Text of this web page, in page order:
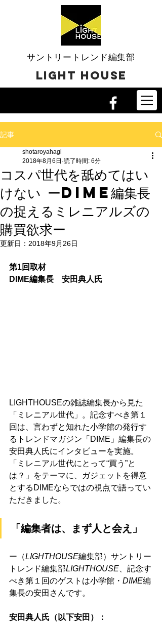
​サントリートレンド編集部
​LIGHT HOUSE
記事
コスパ世代を舐めてはい
けない ーDIME編集長
の捉えるミレニアルズの
購買欲求ー
shotaroyahagi
2018年8月6日 読了時間: 6分
更新日： 2018年9月26日
第1回取材
DIME編集長　安田典人氏
LIGHTHOUSEの雑誌編集長から見た
「ミレニアル世代」。記念すべき第１
回は、言わずと知れた小学館の発行す
るトレンドマガジン「DIME」編集長の
安田典人氏にインタビューを実施。
「ミレニアル世代にとって“買う”と
は？」をテーマに、ガジェットを得意
とするDIMEならではの視点で語ってい
ただきました。
「編集者は、まず人と会え」
ー（LIGHTHOUSE編集部）サントリー
トレンド編集部LIGHTHOUSE 、記念す
べき第１回のゲストは小学館・ DIME編
集長の安田さんです。
安田典人氏（以下安田）：